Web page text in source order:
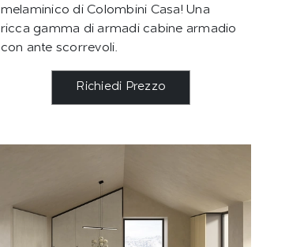
melaminico di Colombini Casa! Una
ricca gamma di armadi cabine armadio
con ante scorrevoli.
Richiedi Prezzo